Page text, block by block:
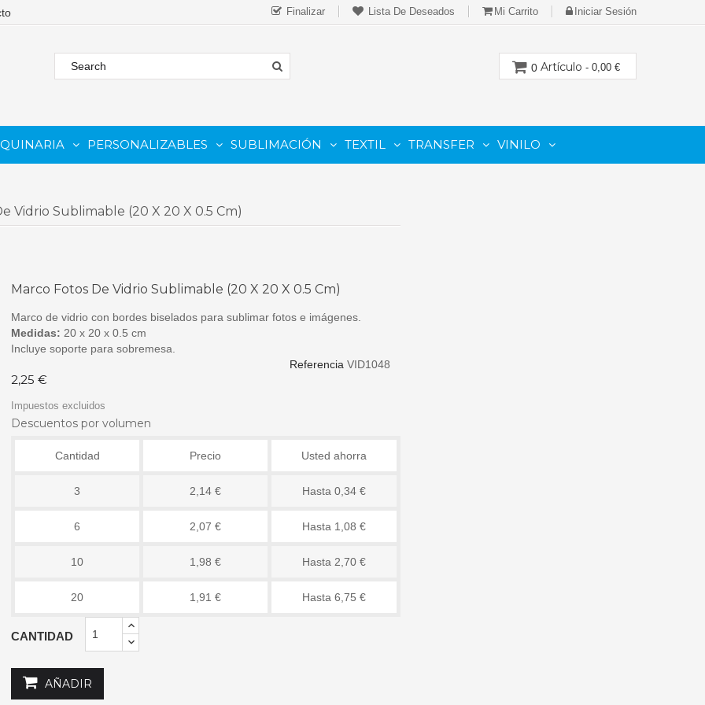
Finalizar Lista De Deseados Mi Carrito Iniciar Sesión
Artículo - 0,00 €
0
PERSONALIZABLES SUBLIMACIÓN TEXTIL TRANSFER VINILO
Vidrio Sublimable (20 X 20 X 0.5 Cm)
Marco Fotos De Vidrio Sublimable (20 X 20 X 0.5 Cm)
Marco de vidrio con bordes biselados para sublimar fotos e imágenes.
Medidas: 20 x 20 x 0.5 cm
Incluye soporte para sobremesa.
Referencia VID1048
2,25 €
Impuestos excluidos
Descuentos por volumen
Cantidad Precio Usted ahorra
3 2,14 € Hasta 0,34 €
6 2,07 € Hasta 1,08 €
10 1,98 € Hasta 2,70 €
20 1,91 € Hasta 6,75 €
CANTIDAD
AÑADIR